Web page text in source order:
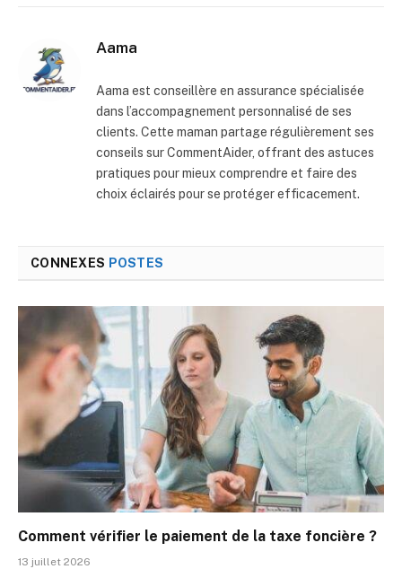
Aama
Aama est conseillère en assurance spécialisée
dans l’accompagnement personnalisé de ses
clients. Cette maman partage régulièrement ses
conseils sur CommentAider, offrant des astuces
pratiques pour mieux comprendre et faire des
choix éclairés pour se protéger efficacement.
CONNEXES POSTES
Comment vérifier le paiement de la taxe foncière ?
13 juillet 2026